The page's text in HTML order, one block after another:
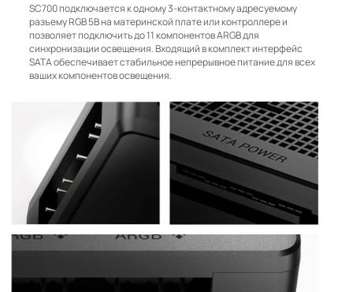
SC700 подключается к одному 3-контактному адресуемому
разъему RGB 5В на материнской плате или контроллере и
позволяет подключить до 11 компонентов ARGB для
синхронизации освещения. Входящий в комплект интерфейс
SATA обеспечивает стабильное непрерывное питание для всех
ваших компонентов освещения.